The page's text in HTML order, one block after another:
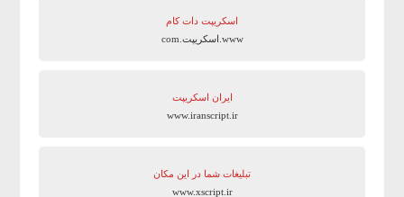
اسکریپت دات کام
www.اسکریپت.com
ایران اسکریپت
www.iranscript.ir
تبلیغات شما در این مکان
www.xscript.ir